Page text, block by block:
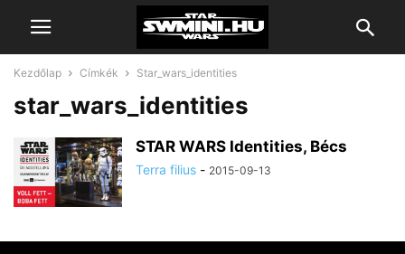
Kezdőlap Címkék Star_wars_identities
star_wars_identities
STAR WARS Identities, Bécs
Terra filius - 2015-09-13